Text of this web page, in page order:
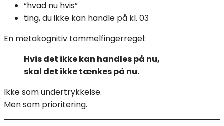
“hvad nu hvis”
ting, du ikke kan handle på kl. 03
En metakognitiv tommelfingerregel:
Hvis det ikke kan handles på nu,
skal det ikke tænkes på nu.
Ikke som undertrykkelse.
Men som prioritering.